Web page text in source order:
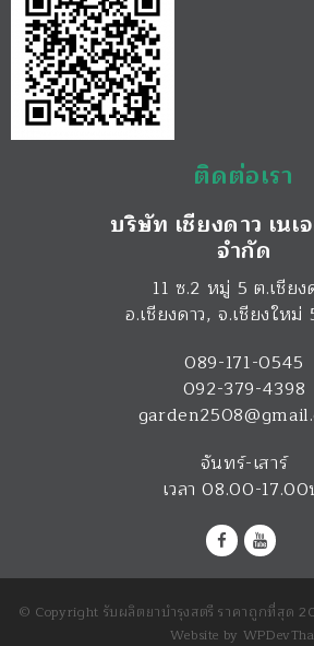
ติดต่อเรา
บริษัท เชียงดาว เนเ
จำกัด
11 ซ.2 หมู่ 5 ต.เชียง
อ.เชียงดาว, จ.เชียงใหม่
089-171-0545
092-379-4398
จันทร์-เสาร์
เวลา 08.00-17.00
© Copyright รับผลิตยาบำรุงสตรี ราคาถูกที่สุด
Website by